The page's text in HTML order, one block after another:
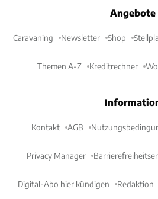
Angebote
Caravaning Newsletter Shop
Themen A-Z Kreditrechner
Kontakt AGB
Privacy Manager
Digital-Abo hier kündigen Redaktion